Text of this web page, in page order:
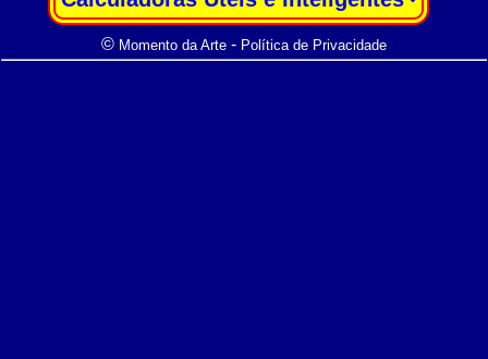
© Momento da Arte- Política de Privacidade